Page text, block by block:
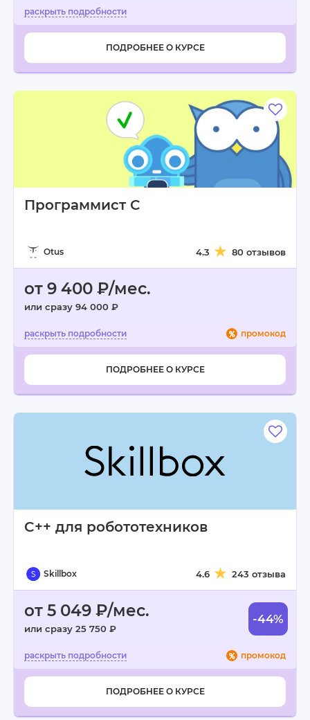
ПОДРОБНЕЕ О КУРСЕ
Программист C
Otus 4.3 80 отзывов
от 9 400 ₽/мес.
или сразу 94 000 ₽
промокод
ПОДРОБНЕЕ О КУРСЕ
C++ для робототехников
Skillbox 4.6 243 отзыва
от 5 049 ₽/мес.
или сразу 25 750 ₽
-44%
промокод
ПОДРОБНЕЕ О КУРСЕ